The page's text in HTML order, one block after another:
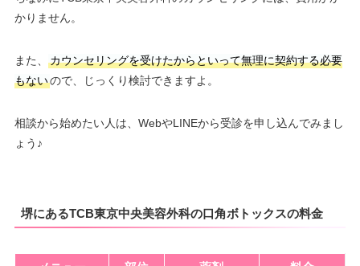
かりません。
また、
カウンセリングを受けたからといって無理に契約する必要
もないので、じっくり検討できますよ。
相談から始めたい人は、WebやLINEから受診を申し込んでみまし
ょう♪
堺にあるTCB東京中央美容外科の口角ボトックスの料金